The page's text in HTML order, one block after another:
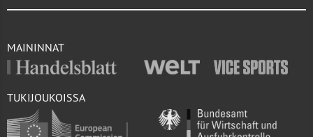
MAININNAT
TUKIJOUKOISSA